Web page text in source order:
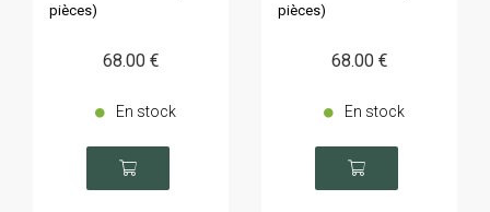
pièces)
68.00 €
En stock
pièces)
68.00 €
En stock